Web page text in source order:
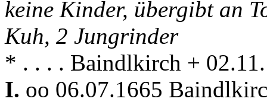
keine Kinder, übergibt an
Kuh, 2 Jungrinder
* . . . . Baindlkirch +
I. oo 06.07.1665